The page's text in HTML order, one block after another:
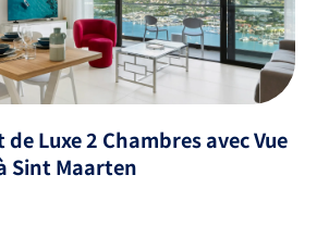
Luxe 2 Chambres avec Vue
Sint Maarten